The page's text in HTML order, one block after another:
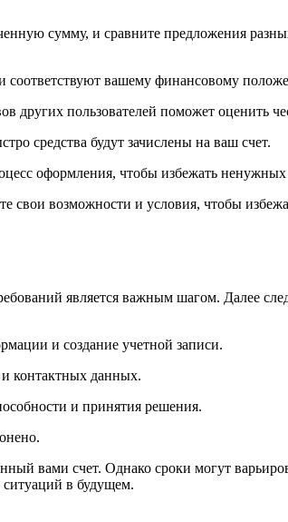
сумму, и сравните предложения
соответствуют вашему финансовому
пользователей поможет оценить
средства будут зачислены на ваш счет.
оформления, чтобы избежать ненужных
возможности и условия, чтобы
является важным шагом. Далее
и создание учетной записи.
контактных данных.
и принятия решения.
вами счет. Однако сроки могут
в будущем.